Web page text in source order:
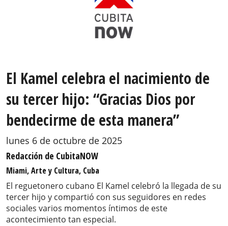
El Kamel celebra el nacimiento de
su tercer hijo: “Gracias Dios por
bendecirme de esta manera”
lunes 6 de octubre de 2025
Redacción de CubitaNOW
Miami, Arte y Cultura, Cuba
El reguetonero cubano El Kamel celebró la llegada de su
tercer hijo y compartió con sus seguidores en redes
sociales varios momentos íntimos de este
acontecimiento tan especial.